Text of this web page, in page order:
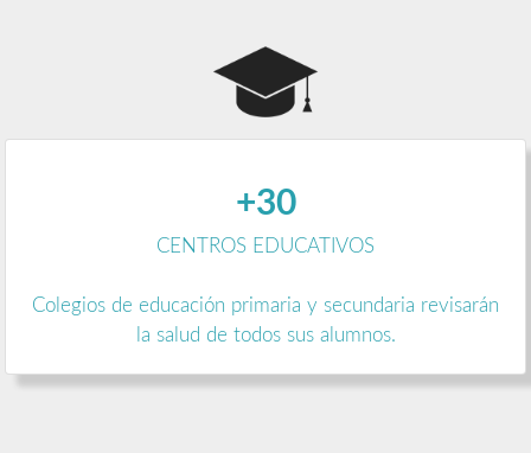
+30
CENTROS EDUCATIVOS
Colegios de educación primaria y secundaria revisarán
la salud de todos sus alumnos.